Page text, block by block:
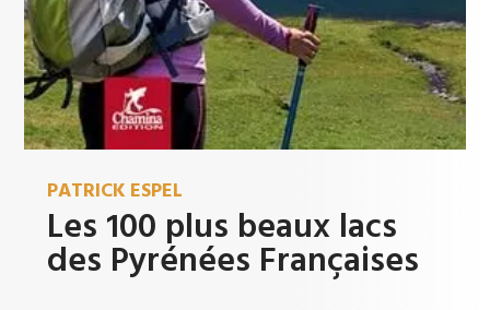
PATRICK ESPEL
Les 100 plus beaux lacs
des Pyrénées Françaises